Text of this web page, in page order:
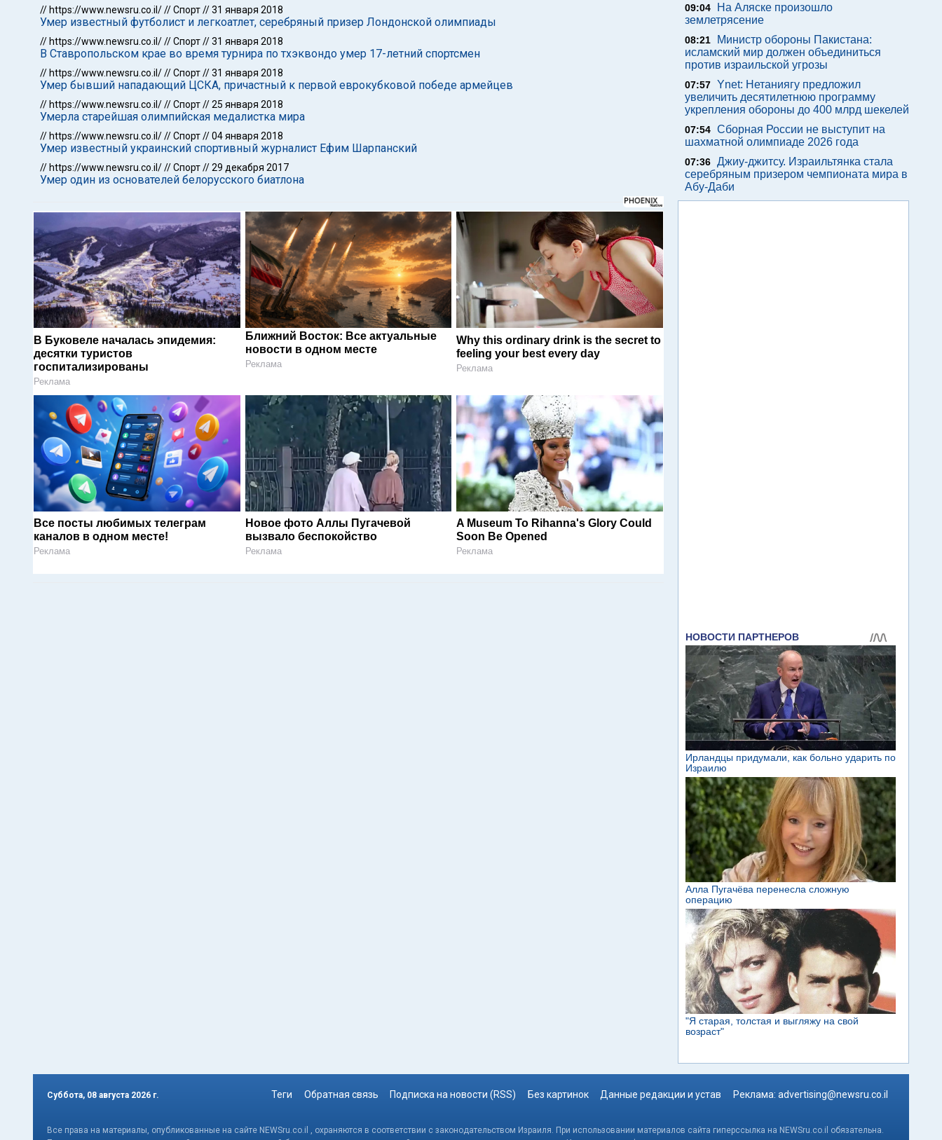
// https://www.newsru.co.il///Спорт//31 января 2018
Умер известный футболист и легкоатлет, серебряный призер Лондонской олимпиады
// https://www.newsru.co.il///Спорт//31 января 2018
В Ставропольском крае во время турнира по тхэквондо умер 17-летний спортсмен
// https://www.newsru.co.il///Спорт//31 января 2018
Умер бывший нападающий ЦСКА, причастный к первой еврокубковой победе армейцев
// https://www.newsru.co.il///Спорт//25 января 2018
Умерла старейшая олимпийская медалистка мира
// https://www.newsru.co.il///Спорт//04 января 2018
Умер известный украинский спортивный журналист Ефим Шарпанский
// https://www.newsru.co.il///Спорт//29 декабря 2017
Умер один из основателей белорусского биатлона
В Буковеле началась эпидемия:
десятки туристов
госпитализированы
Реклама
Ближний Восток: Все актуальные
новости в одном месте
Реклама
Why this ordinary drink is the secret to
feeling your best every day
Реклама
Все посты любимых телеграм
каналов в одном месте!
Реклама
Новое фото Аллы Пугачевой
вызвало беспокойство
Реклама
A Museum To Rihanna's Glory Could
Soon Be Opened
Реклама
09:04
На Аляске произошло
землетрясение
08:21
Министр обороны Пакистана:
исламский мир должен объединиться
против израильской угрозы
07:57 Ynet: Нетаниягу предложил
увеличить десятилетнюю программу
укрепления обороны до 400 млрд шекелей
07:54 Сборная России не выступит на
шахматной олимпиаде 2026 года
07:36 Джиу-джитсу. Израильтянка стала
серебряным призером чемпионата мира в
Абу-Даби
Суббота, 08 августа 2026 г. Теги Обратная связь Подписка на новости (RSS) Без картинок Данные редакции и устав Реклама: advertising@newsru.co.il
Все права на материалы, опубликованные на сайте NEWSru.co.il , охраняются в соответствии с законодательством Израиля. При использовании материалов сайта гиперссылка на NEWSru.co.il обязательна.